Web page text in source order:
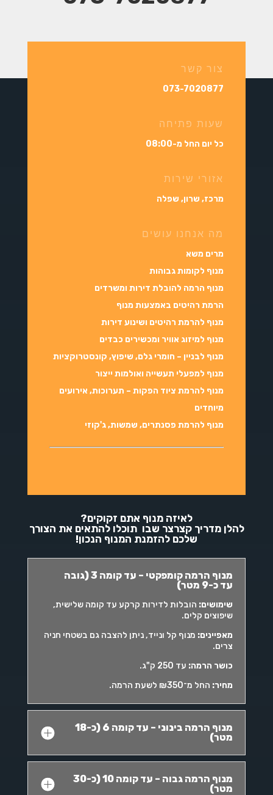
צור קשר
073-7020877
שעות פתיחה
כל יום החל מ-08:00
אזורי שירות
מרכז, שרון, שפלה
מה אנחנו עושים
מרים משא
מנוף לקומות גבוהות
מנוף הרמה להובלת דירות ומשרדים
הרמת רהיטים באמצעות מנוף
מנוף להרמת רהיטים ושינוע דירות
מנוף למיזוג אוויר ומכשירים כבדים
מנוף לבניין – חומרי גלם, שיפוץ, קונסטרוקציות
מנוף למפעלי תעשייה ואולמות ייצור
מנוף להרמת ציוד הפקות – תערוכות, אירועים
מיוחדים
מנוף להרמת פסנתרים, שמשות, ג'קוזי
לאיזה מנוף אתם זקוקים?
להלן מדריך קצרצר שבו תוכלו להתאים את הצורך
שלכם להזמנת המנוף הנכון!
מנוף הרמה קומפקטי – עד קומה 3 (גובה
עד כ-9 מטר)
שימושים: הובלות לדירות קרקע עד קומה שלישית,
שיפוצים קלים.
מאפיינים: מנוף קל ונייד, ניתן להצבה גם בשטחי חניה
צרים.
כושר הרמה: עד 250 ק"ג.
מחיר: החל מ־₪350 לשעת הרמה.
מנוף הרמה בינוני – עד קומה 6 (כ-18
מטר)
מנוף הרמה גבוה – עד קומה 10 (כ-30
מטר)